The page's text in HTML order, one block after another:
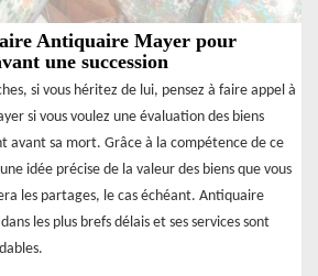
Antiquaire Mayer pour
une succession
si vous héritez de lui, pensez à faire appel à
si vous voulez une évaluation des biens
avant sa mort. Grâce à la compétence de ce
idée précise de la valeur des biens que vous
les partages, le cas échéant. Antiquaire
les plus brefs délais et ses services sont